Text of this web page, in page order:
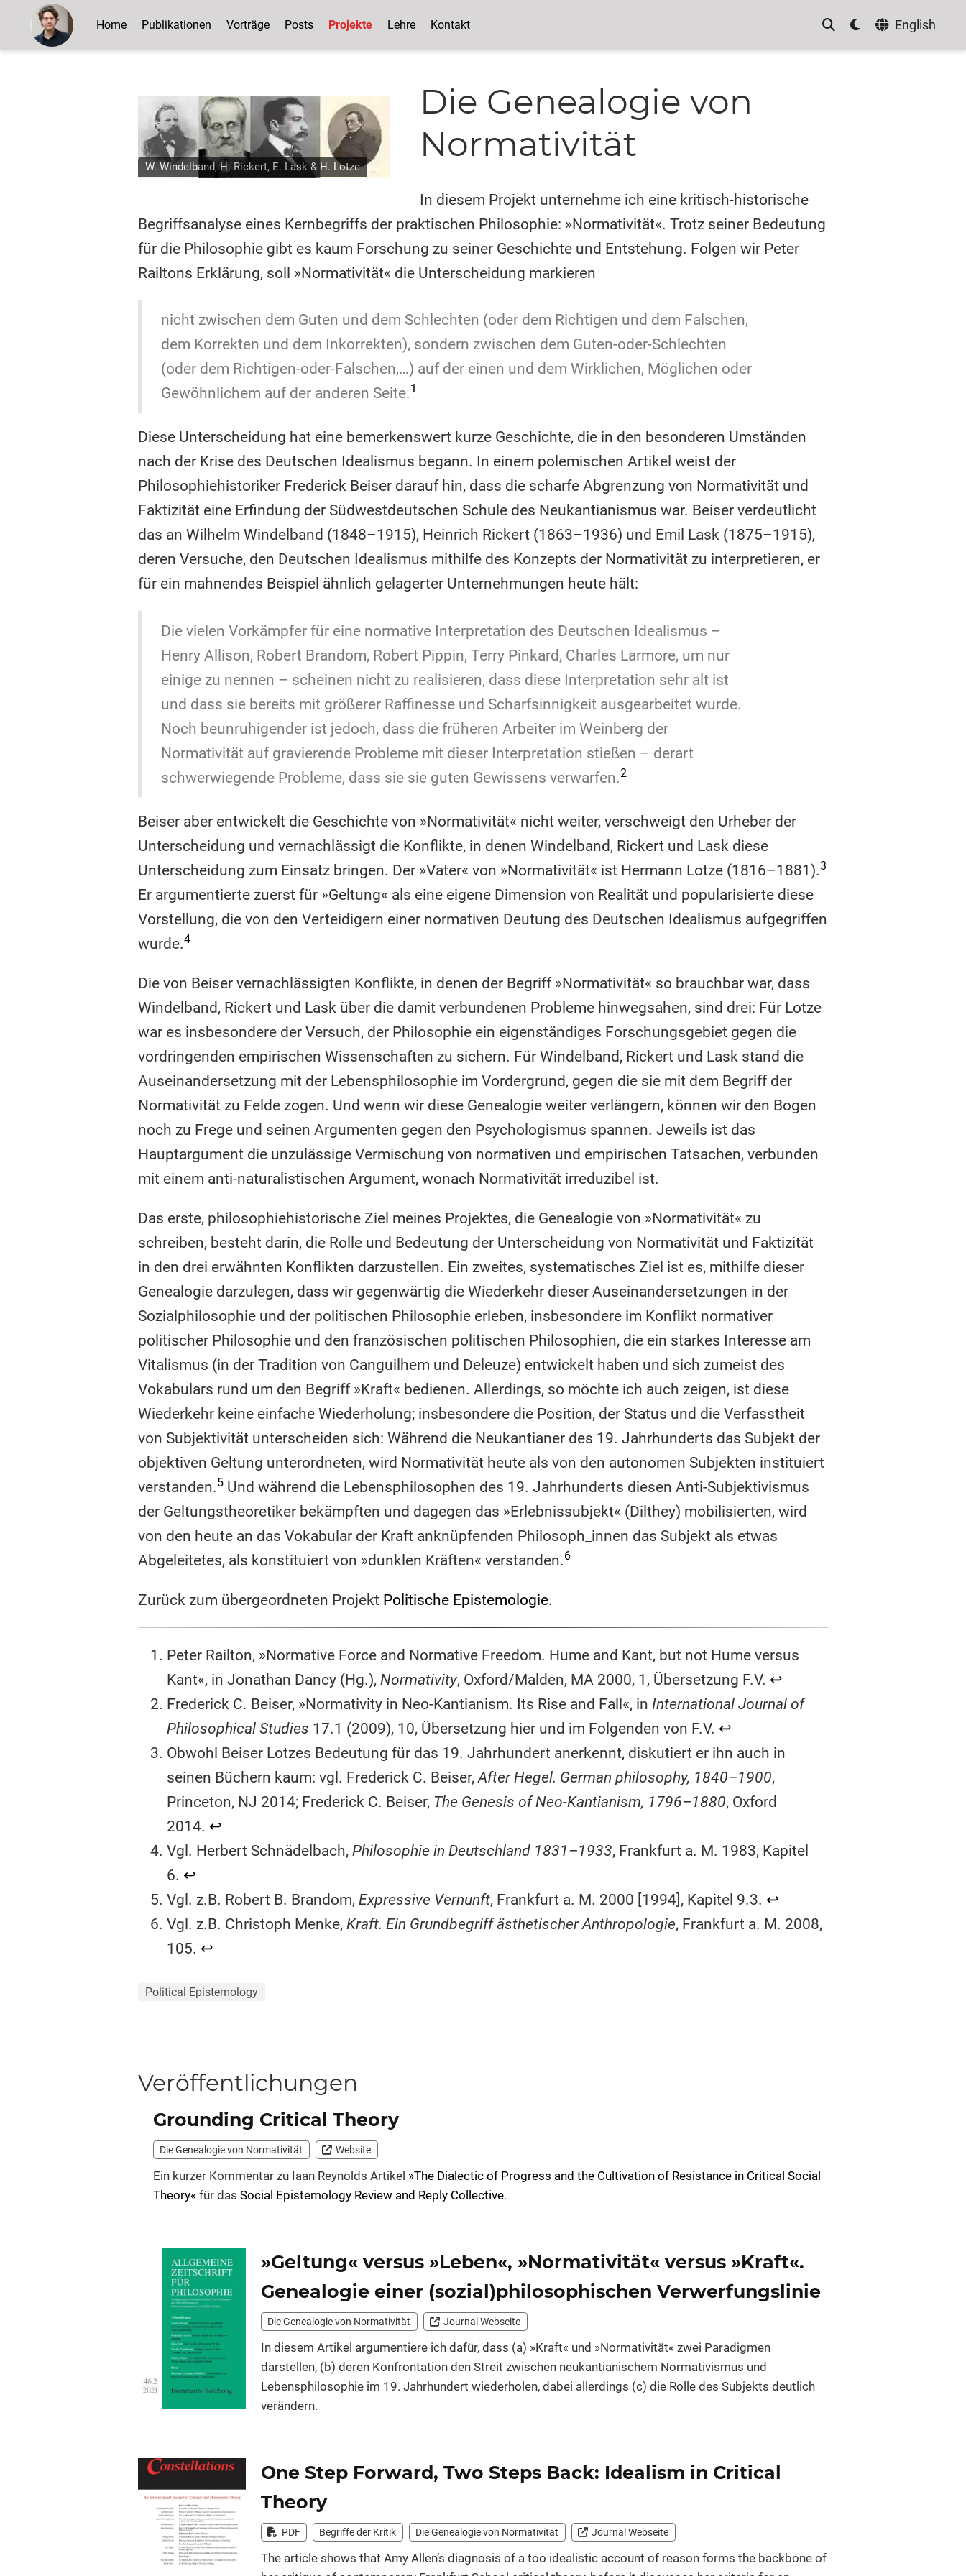
Home Publikationen Vorträge Posts Projekte Lehre Kontakt English
W. Windelband, H. Rickert, E. Lask & H. Lotze
Die Genealogie von
Normativität
In diesem Projekt unternehme ich eine kritisch-historische
Begriffsanalyse eines Kernbegriffs der praktischen Philosophie: »Normativität«. Trotz seiner Bedeutung
für die Philosophie gibt es kaum Forschung zu seiner Geschichte und Entstehung. Folgen wir Peter
Railtons Erklärung, soll »Normativität« die Unterscheidung markieren
nicht zwischen dem Guten und dem Schlechten (oder dem Richtigen und dem Falschen,
dem Korrekten und dem Inkorrekten), sondern zwischen dem Guten-oder-Schlechten
(oder dem Richtigen-oder-Falschen,…) auf der einen und dem Wirklichen, Möglichen oder
Gewöhnlichem auf der anderen Seite.1
Diese Unterscheidung hat eine bemerkenswert kurze Geschichte, die in den besonderen Umständen
nach der Krise des Deutschen Idealismus begann. In einem polemischen Artikel weist der
Philosophiehistoriker Frederick Beiser darauf hin, dass die scharfe Abgrenzung von Normativität und
Faktizität eine Erfindung der Südwestdeutschen Schule des Neukantianismus war. Beiser verdeutlicht
das an Wilhelm Windelband (1848–1915), Heinrich Rickert (1863–1936) und Emil Lask (1875–1915),
deren Versuche, den Deutschen Idealismus mithilfe des Konzepts der Normativität zu interpretieren, er
für ein mahnendes Beispiel ähnlich gelagerter Unternehmungen heute hält:
Die vielen Vorkämpfer für eine normative Interpretation des Deutschen Idealismus –
Henry Allison, Robert Brandom, Robert Pippin, Terry Pinkard, Charles Larmore, um nur
einige zu nennen – scheinen nicht zu realisieren, dass diese Interpretation sehr alt ist
und dass sie bereits mit größerer Raffinesse und Scharfsinnigkeit ausgearbeitet wurde.
Noch beunruhigender ist jedoch, dass die früheren Arbeiter im Weinberg der
Normativität auf gravierende Probleme mit dieser Interpretation stießen – derart
schwerwiegende Probleme, dass sie sie guten Gewissens verwarfen.2
Beiser aber entwickelt die Geschichte von »Normativität« nicht weiter, verschweigt den Urheber der
Unterscheidung und vernachlässigt die Konflikte, in denen Windelband, Rickert und Lask diese
Unterscheidung zum Einsatz bringen. Der »Vater« von »Normativität« ist Hermann Lotze (1816–1881).3
Er argumentierte zuerst für »Geltung« als eine eigene Dimension von Realität und popularisierte diese
Vorstellung, die von den Verteidigern einer normativen Deutung des Deutschen Idealismus aufgegriffen
wurde.4
Die von Beiser vernachlässigten Konflikte, in denen der Begriff »Normativität« so brauchbar war, dass
Windelband, Rickert und Lask über die damit verbundenen Probleme hinwegsahen, sind drei: Für Lotze
war es insbesondere der Versuch, der Philosophie ein eigenständiges Forschungsgebiet gegen die
vordringenden empirischen Wissenschaften zu sichern. Für Windelband, Rickert und Lask stand die
Auseinandersetzung mit der Lebensphilosophie im Vordergrund, gegen die sie mit dem Begriff der
Normativität zu Felde zogen. Und wenn wir diese Genealogie weiter verlängern, können wir den Bogen
noch zu Frege und seinen Argumenten gegen den Psychologismus spannen. Jeweils ist das
Hauptargument die unzulässige Vermischung von normativen und empirischen Tatsachen, verbunden
mit einem anti-naturalistischen Argument, wonach Normativität irreduzibel ist.
Das erste, philosophiehistorische Ziel meines Projektes, die Genealogie von »Normativität« zu
schreiben, besteht darin, die Rolle und Bedeutung der Unterscheidung von Normativität und Faktizität
in den drei erwähnten Konflikten darzustellen. Ein zweites, systematisches Ziel ist es, mithilfe dieser
Genealogie darzulegen, dass wir gegenwärtig die Wiederkehr dieser Auseinandersetzungen in der
Sozialphilosophie und der politischen Philosophie erleben, insbesondere im Konflikt normativer
politischer Philosophie und den französischen politischen Philosophien, die ein starkes Interesse am
Vitalismus (in der Tradition von Canguilhem und Deleuze) entwickelt haben und sich zumeist des
Vokabulars rund um den Begriff »Kraft« bedienen. Allerdings, so möchte ich auch zeigen, ist diese
Wiederkehr keine einfache Wiederholung; insbesondere die Position, der Status und die Verfasstheit
von Subjektivität unterscheiden sich: Während die Neukantianer des 19. Jahrhunderts das Subjekt der
objektiven Geltung unterordneten, wird Normativität heute als von den autonomen Subjekten instituiert
verstanden.5 Und während die Lebensphilosophen des 19. Jahrhunderts diesen Anti-Subjektivismus
der Geltungstheoretiker bekämpften und dagegen das »Erlebnissubjekt« (Dilthey) mobilisierten, wird
von den heute an das Vokabular der Kraft anknüpfenden Philosoph_innen das Subjekt als etwas
Abgeleitetes, als konstituiert von »dunklen Kräften« verstanden.6
Zurück zum übergeordneten Projekt Politische Epistemologie.
Peter Railton, »Normative Force and Normative Freedom. Hume and Kant, but not Hume versus
Kant«, in Jonathan Dancy (Hg.), Normativity, Oxford/Malden, MA 2000, 1, Übersetzung F.V. ↩︎
Frederick C. Beiser, »Normativity in Neo-Kantianism. Its Rise and Fall«, in International Journal of
Philosophical Studies 17.1 (2009), 10, Übersetzung hier und im Folgenden von F.V. ↩︎
Obwohl Beiser Lotzes Bedeutung für das 19. Jahrhundert anerkennt, diskutiert er ihn auch in
seinen Büchern kaum: vgl. Frederick C. Beiser,After Hegel. German philosophy, 1840–1900,
Princeton, NJ 2014; Frederick C. Beiser, The Genesis of Neo-Kantianism, 1796–1880, Oxford
2014. ↩︎
Vgl. Herbert Schnädelbach, Philosophie in Deutschland 1831–1933, Frankfurt a. M. 1983, Kapitel
6. ↩︎
Vgl. z.B. Robert B. Brandom, Expressive Vernunft, Frankfurt a. M. 2000 [1994], Kapitel 9.3. ↩︎
Vgl. z.B. Christoph Menke, Kraft. Ein Grundbegriff ästhetischer Anthropologie, Frankfurt a. M. 2008,
105. ↩︎
Political Epistemology
Veröffentlichungen
Grounding Critical Theory
Die Genealogie von Normativität Website
Ein kurzer Kommentar zu Iaan Reynolds Artikel »The Dialectic of Progress and the Cultivation of Resistance in Critical Social
Theory« für das Social Epistemology Review and Reply Collective.
»Geltung« versus »Leben«, »Normativität« versus »Kraft«.
Genea­logie einer (sozial­)philo­so­phi­schen Ver­werfungs­linie
Die Genealogie von Normativität Journal Webseite
In diesem Artikel argumentiere ich dafür, dass (a) »Kraft« und »Normativität« zwei Paradigmen
darstellen, (b) deren Konfrontation den Streit zwischen neukantianischem Normativismus und
Lebensphilosophie im 19. Jahrhundert wiederholen, dabei allerdings (c) die Rolle des Subjekts deutlich
verändern.
One Step Forward, Two Steps Back: Idealism in Critical
Theory
PDF Begriffe der Kritik Die Genealogie von Normativität Journal Webseite
The article shows that Amy Allen’s diagnosis of a too idealistic account of reason forms the backbone of